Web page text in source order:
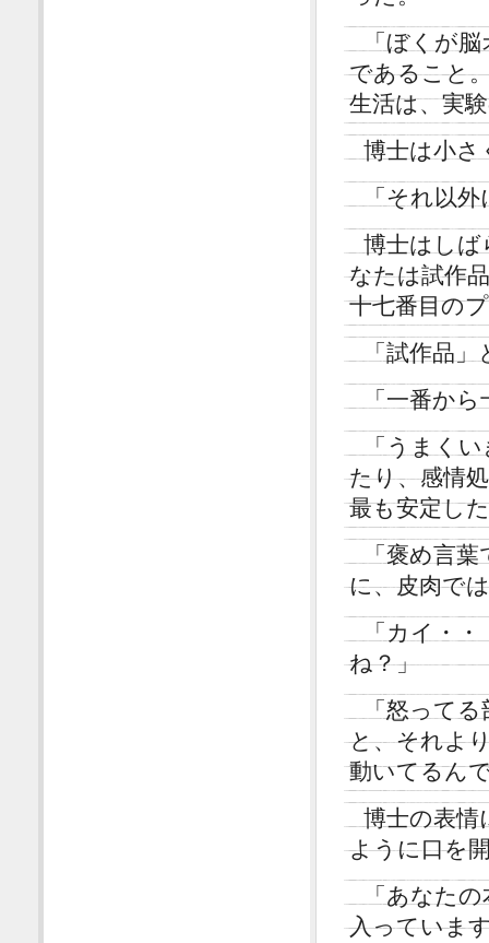
「ぼくが
であること
生活は、実
博士は小さ
「それ以
博士はしば
なたは試作
十七番目の
「試作品
「一番か
「うまく
たり、感情
最も安定し
「褒め言
に、皮肉で
「カイ・
ね？」
「怒って
と、それよ
動いてるん
博士の表情
ように口を
「あなた
入っていま